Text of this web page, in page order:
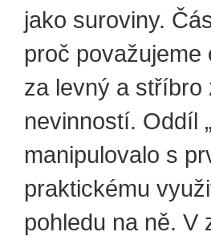
jako suroviny.
proč
za levný a
nevinností. Oddíl
manipulovalo s
praktickému
pohledu na ně. V